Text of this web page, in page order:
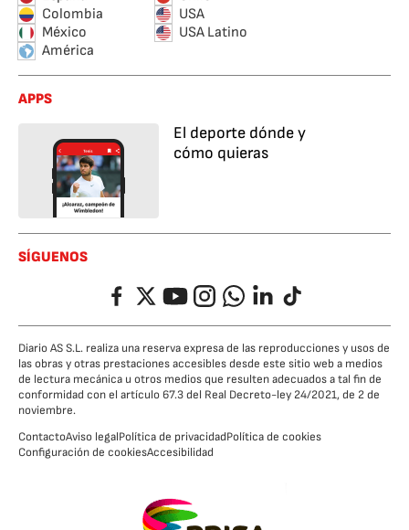
Colombia
USA
México
USA Latino
América
APPS
El deporte dónde y
cómo quieras
SÍGUENOS
FacebookTwitterYouTubeInstagramWhatsappLinkedIn
TikTok
Diario AS S.L. realiza una reserva expresa de las reproducciones y usos de
las obras y otras prestaciones accesibles desde este sitio web a medios
de lectura mecánica u otros medios que resulten adecuados a tal fin de
conformidad con el artículo 67.3 del Real Decreto-ley 24/2021, de 2 de
noviembre.
ContactoAviso legalPolítica de privacidadPolítica de cookies
Configuración de cookiesAccesibilidad